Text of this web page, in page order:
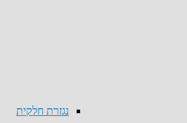
נגזרת חלקית